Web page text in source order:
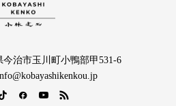
今治市玉川町小鴨部甲531-6